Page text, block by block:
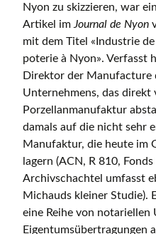
Nyon zu skizzieren, war
Artikel im Journal de Nyon
mit dem Titel «Industrie
poterie à Nyon». Verfasst
Direktor der Manufacture
Unternehmens, das direkt
Porzellanmanufaktur
damals auf die nicht sehr
Manufaktur, die heute im
lagern (ACN, R 810,
Archivschachtel umfasst
Michauds kleiner Studie).
eine Reihe von notariellen
Eigentumsübertragungen